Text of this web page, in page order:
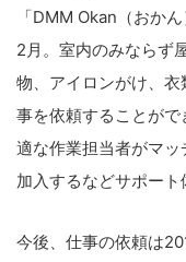
「DMM Okan（おか
2月。室内のみならず
物、アイロンがけ、
事を依頼することが
適な作業担当者がマ
加入するなどサポート
今後、仕事の依頼は